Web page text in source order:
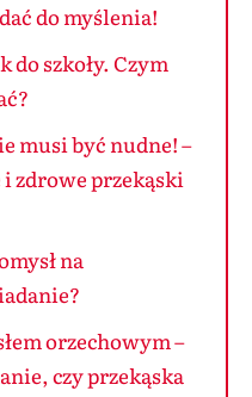
do myślenia!
do szkoły. Czym
musi być nudne! –
i zdrowe przekąski
na
orzechowym –
czy przekąska